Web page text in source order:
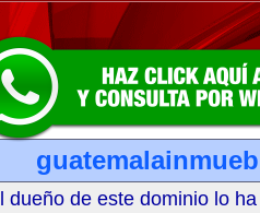
dueño de este dominio lo